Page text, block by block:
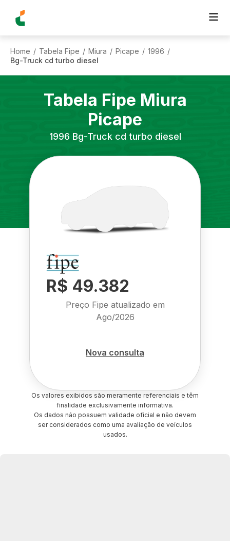
Home / Tabela Fipe / Miura / Picape / 1996 /
Bg-Truck cd turbo diesel
Tabela Fipe Miura
Picape
1996 Bg-Truck cd turbo diesel
R$ 49.382
Preço Fipe atualizado em
Ago/2026
Nova consulta
Os valores exibidos são meramente referenciais e têm
finalidade exclusivamente informativa.
Os dados não possuem validade oficial e não devem
ser considerados como uma avaliação de veículos
usados.